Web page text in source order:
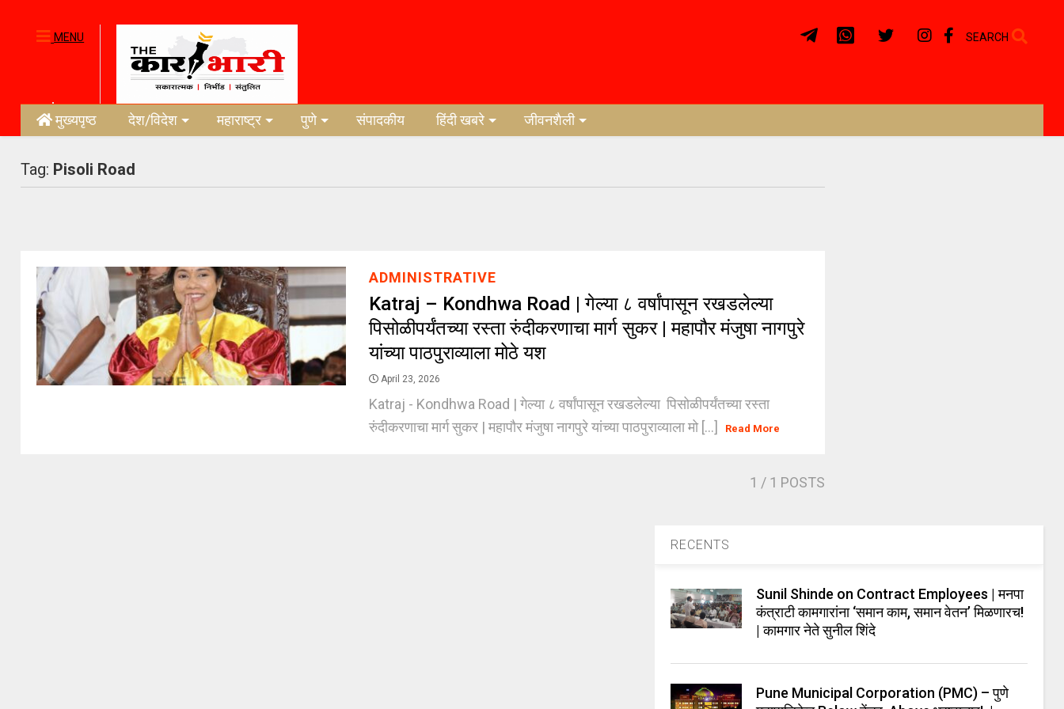
MENU SEARCH
मुख्यपृष्ठ देश/विदेश महाराष्ट्र पुणे संपादकीय हिंदी खबरे जीवनशैली
Tag: Pisoli Road
ADMINISTRATIVE
Katraj – Kondhwa Road | गेल्या ८ वर्षांपासून रखडलेल्या
पिसोळीपर्यंतच्या रस्ता रुंदीकरणाचा मार्ग सुकर | महापौर मंजुषा नागपुरे
यांच्या पाठपुराव्याला मोठे यश
April 23, 2026
Katraj - Kondhwa Road | गेल्या ८ वर्षांपासून रखडलेल्या पिसोळीपर्यंतच्या रस्ता
रुंदीकरणाचा मार्ग सुकर | महापौर मंजुषा नागपुरे यांच्या पाठपुराव्याला मो [...]
Read More
1 / 1 POSTS
RECENTS
Sunil Shinde on Contract Employees | मनपा
कंत्राटी कामगारांना ‘समान काम, समान वेतन’ मिळणारच!
| कामगार नेते सुनील शिंदे
Pune Municipal Corporation (PMC) – पुणे